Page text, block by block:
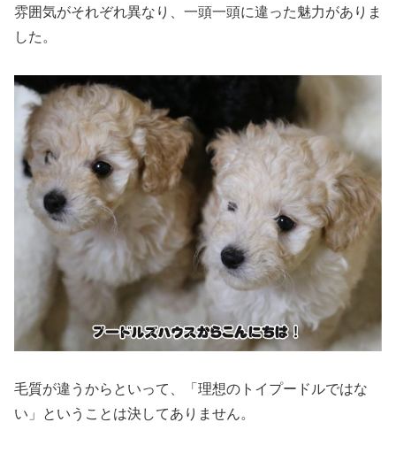
雰囲気がそれぞれ異なり、一頭一頭に違った魅力がありま
した。
毛質が違うからといって、「理想のトイプードルではな
い」ということは決してありません。